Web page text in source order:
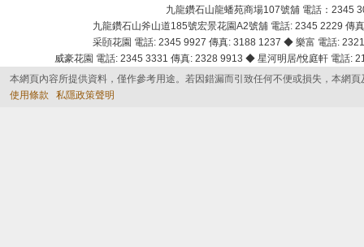
九龍鑽石山龍蟠苑商場107號舖 電話：2345
九龍鑽石山斧山道185號宏景花園A2號舖 電話: 2345 2229
采頣花園 電話: 2345 9927 傳真: 3188 1237 ◆ 樂富 電話:
威豪花園 電話: 2345 3331 傳真: 2328 9913 ◆ 星河明居/悅庭軒 電話
本網頁內容所提供資料，僅作參考用途。若因錯漏而引致任何不便或損失，本網
使用條款
私隱政策聲明